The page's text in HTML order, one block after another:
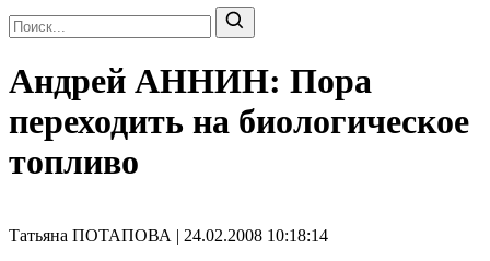
Андрей АННИН: Пора
переходить на биологическое
топливо
Татьяна ПОТАПОВА | 24.02.2008 10:18:14